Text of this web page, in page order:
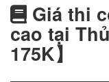
Giá thi
cao tại
175K】